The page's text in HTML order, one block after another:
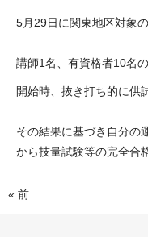
5月29日に関東地区対象
講師1名、有資格者10名の
開始時、抜き打ち的に供
その結果に基づき自分の
から技量試験等の完全合
« 前